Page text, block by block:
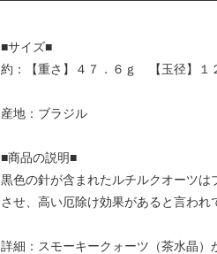
■サイズ■
約：【重さ】４７．６ｇ 【玉径】１
産地：ブラジル
■商品の説明■
黒色の針が含まれたルチルクオーツ
させ、高い厄除け効果があると言われ
詳細：スモーキークォーツ（茶水晶